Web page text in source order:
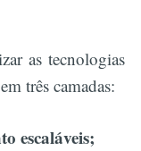
as tecnologias
três camadas:
escaláveis;